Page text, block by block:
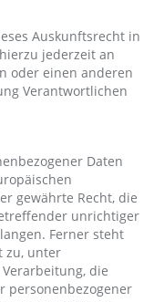
Auskunftsrecht in
jederzeit an
oder einen anderen
Verantwortlichen
Daten
gewährte Recht, die
unrichtiger
Ferner steht
zu, unter
die
personenbezogener